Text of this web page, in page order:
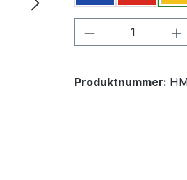
Produkt
Produktnummer: